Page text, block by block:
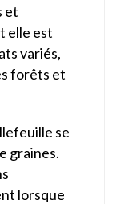
et
elle est
variés,
forêts et
se
graines.
lorsque